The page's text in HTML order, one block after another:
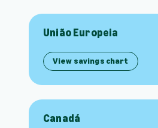
União Europeia
View savings chart
Canadá